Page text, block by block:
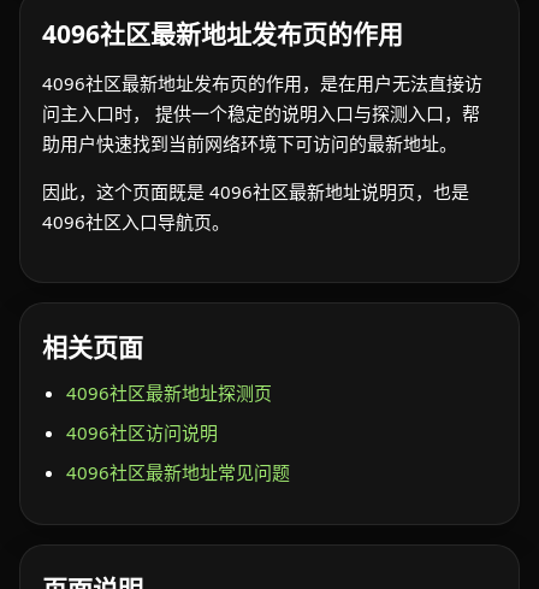
4096社区最新地址发布页的作用
4096社区最新地址发布页的作用，是在用户无法直接访
问主入口时， 提供一个稳定的说明入口与探测入口，帮
助用户快速找到当前网络环境下可访问的最新地址。
因此，这个页面既是 4096社区最新地址说明页，也是
4096社区入口导航页。
相关页面
4096社区最新地址探测页
4096社区访问说明
4096社区最新地址常见问题